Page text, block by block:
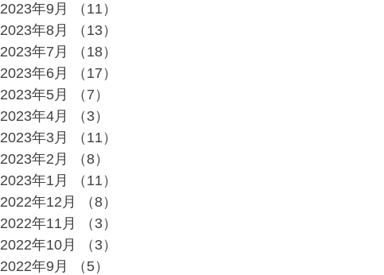
2023年9月
（11）
2023年8月
（13）
2023年7月
（18）
2023年6月
（17）
2023年5月
（7）
2023年4月
（3）
2023年3月
（11）
2023年2月
（8）
2023年1月
（11）
2022年12月
（8）
2022年11月
（3）
2022年10月
（3）
2022年9月
（5）